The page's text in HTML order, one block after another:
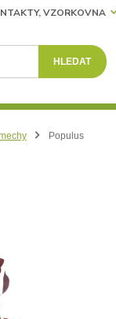
VZORKOVNA
HLEDAT
Populus